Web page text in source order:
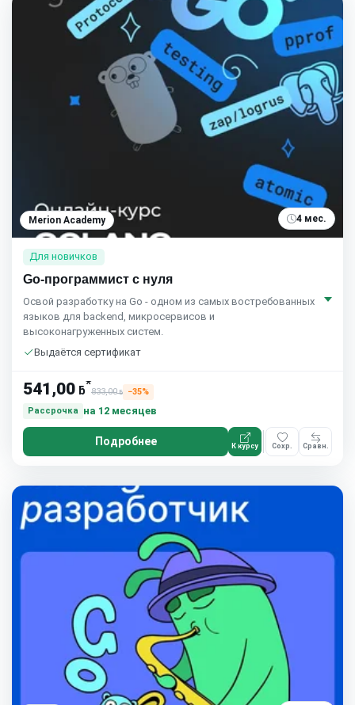
Merion Academy 4 мес.
Для новичков
Go-программист с нуля
Освой разработку на Go - одном из самых востребованных
языков для backend, микросервисов и
высоконагруженных систем.
Выдаётся сертификат
541,00 ƃ*
833,00ƃ
−35%
Рассрочка
на 12 месяцев
Подробнее К курсу Сохр. Сравн.